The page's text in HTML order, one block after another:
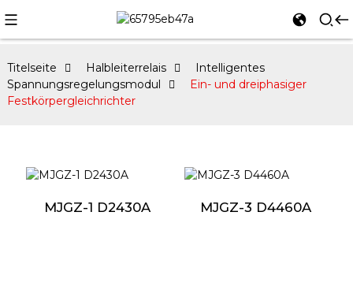
Titelseite Halbleiterrelais
Intelligentes
Spannungsregelungsmodul
Ein- und dreiphasiger
Festkörpergleichrichter
MJGZ-1 D2430A MJGZ-3 D4460A